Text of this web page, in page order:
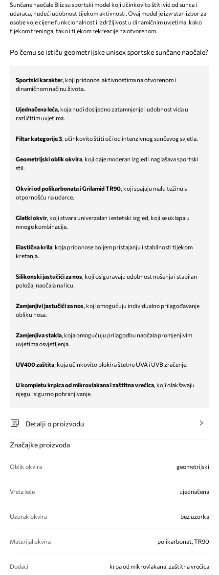
Sunčane naočale Bliz su sportski model koji učinkovito štiti vid od sunca i
udaraca, nudeći udobnost tijekom aktivnosti. Ovaj model je izvrstan izbor za
osobe koje cijene funkcionalnost i izdržljivost u dinamičnim uvjetima, kako
tijekom treninga, tako i tijekom rekreacije na otvorenom.
Po čemu se ističu geometrijske unisex sportske sunčane naočale?
Sportski karakter, koji pridonosi aktivnostima na otvorenom i
dinamičnom načinu života.
Ujednačena leća, koja nudi dosljedno zatamnjenje i udobnost vida u
različitim uvjetima.
Filtar kategorije 3, učinkovito štiti oči od intenzivnog sunčevog svjetla.
Geometrijski oblik okvira, koji daje moderan izgled i naglašava sportski
stil.
Okviri od polikarbonata i Grilamid TR90, koji spajaju malu težinu s
otpornošću na udarce.
Glatki okvir, koji stvara univerzalan i estetski izgled, koji se uklapa u
mnoge kombinacije.
Elastična krila, koja pridonose boljem pristajanju i stabilnosti tijekom
kretanja.
Silikonski jastučići za nos, koji osiguravaju udobnost nošenja i stabilan
položaj naočala na licu.
Zamjenjivi jastučići za nos, koji omogućuju individualno prilagođavanje
obliku nosa.
Zamjenjiva stakla, koja omogućuju prilagodbu naočala promjenjivim
uvjetima osvjetljenja.
UV400 zaštita, koja učinkovito blokira štetno UVA i UVB zračenje.
U kompletu krpica od mikrovlakana i zaštitna vrećica, koji olakšavaju
njegu i sigurno pohranjivanje.
Detalji o proizvodu
Značajke proizvoda
Oblik okvira geometrijski
Vrsta leće ujednačena
Uzorak okvira bez uzorka
Materijal okvira polikarbonat, TR90
Dodaci krpa od mikrovlakana, zaštitna vrećica